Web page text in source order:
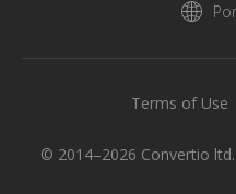
© 2014–2026 Convertio
Terms of Use